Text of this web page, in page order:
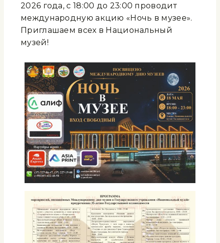
2026 года, с 18:00 до 23:00 проводит
международную акцию «Ночь в музее».
Приглашаем всех в Национальный
музей!